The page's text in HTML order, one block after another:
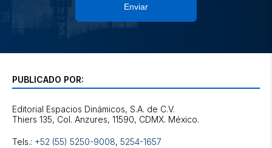
Enviar
PUBLICADO POR:
Editorial Espacios Dinámicos, S.A. de C.V.
Tels.: +52 (55) 5250-9008, 5254-1657